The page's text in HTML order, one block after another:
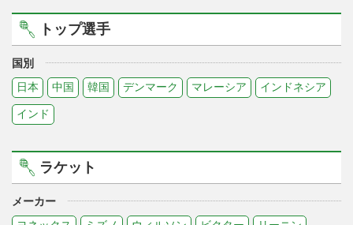
トップ選手
国別
日本
中国 韓国 デンマーク マレーシア インドネシア
インド
ラケット
メーカー